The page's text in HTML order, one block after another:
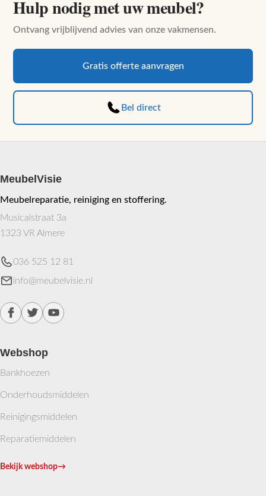
de
productpagina
Hulp nodig met uw meubel?
Ontvang vrijblijvend advies van onze vakmensen.
Gratis offerte aanvragen
Bel direct
MeubelVisie
Meubelreparatie, reiniging en stoffering.
Musicalstraat 3a
1323 VR Almere
036 525 12 81
info@meubelvisie.nl
Webshop
Bankhoezen
Onderhoudsmiddelen
Reinigingsmiddelen
Reparatiemiddelen
Bekijk webshop→